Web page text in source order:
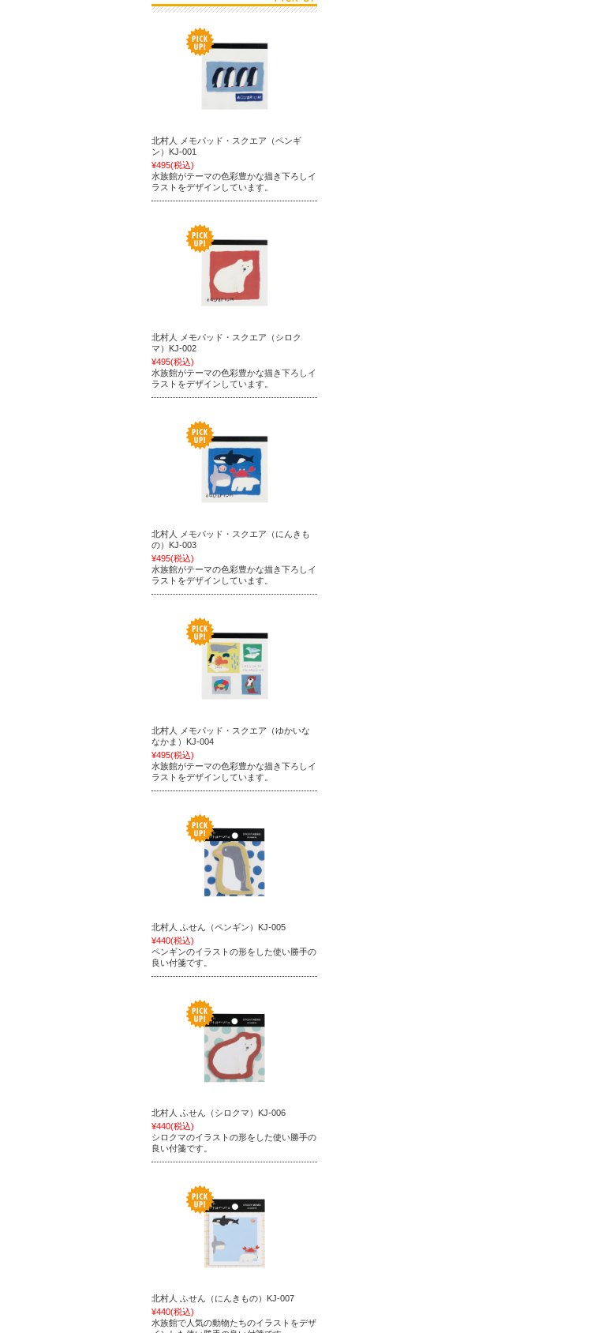
北村人 メモパッド・スクエア（ペンギ
ン）KJ-001
¥495(税込)
水族館がテーマの色彩豊かな描き下ろしイ
ラストをデザインしています。
北村人 メモパッド・スクエア（シロク
マ）KJ-002
¥495(税込)
水族館がテーマの色彩豊かな描き下ろしイ
ラストをデザインしています。
北村人 メモパッド・スクエア（にんきも
の）KJ-003
¥495(税込)
水族館がテーマの色彩豊かな描き下ろしイ
ラストをデザインしています。
北村人 メモパッド・スクエア（ゆかいな
なかま）KJ-004
¥495(税込)
水族館がテーマの色彩豊かな描き下ろしイ
ラストをデザインしています。
北村人 ふせん（ペンギン）KJ-005
¥440(税込)
ペンギンのイラストの形をした使い勝手の
良い付箋です。
北村人 ふせん（シロクマ）KJ-006
¥440(税込)
シロクマのイラストの形をした使い勝手の
良い付箋です。
北村人 ふせん（にんきもの）KJ-007
¥440(税込)
水族館で人気の動物たちのイラストをデザ